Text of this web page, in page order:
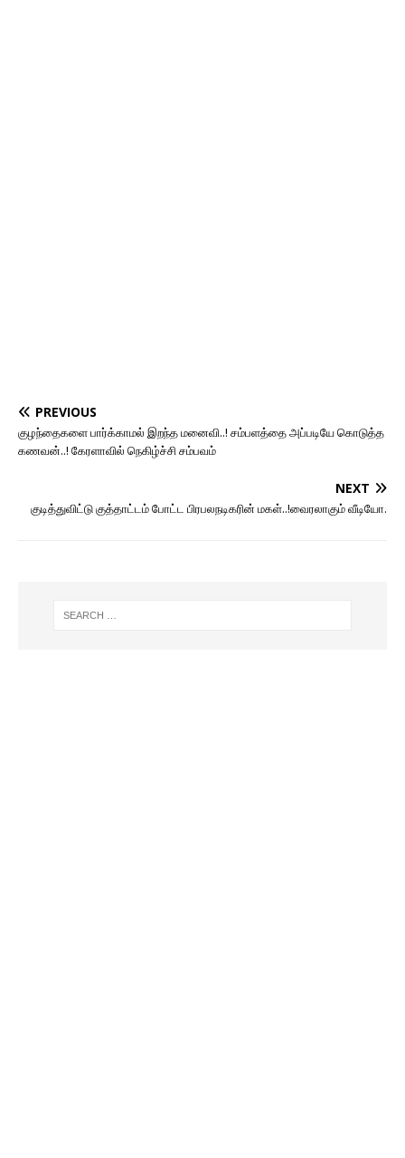
PREVIOUS
குழந்தைகளை பார்க்காமல் இறந்த மனைவி..! சம்பளத்தை அப்படியே கொடுத்த
கணவன்..! கேரளாவில் நெகிழ்ச்சி சம்பவம்
NEXT
குடித்துவிட்டு குத்தாட்டம் போட்ட பிரபலநடிகரின் மகள்..!வைரலாகும் வீடியோ.